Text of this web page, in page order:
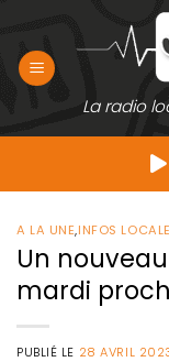
contenu
La radio
A LA UNE,INFOS
Un
mardi
PUBLIÉ LE 28 AVRIL